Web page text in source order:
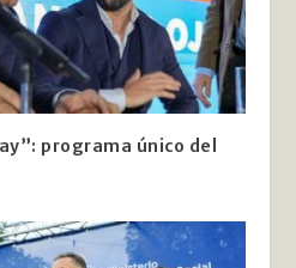
programa único del